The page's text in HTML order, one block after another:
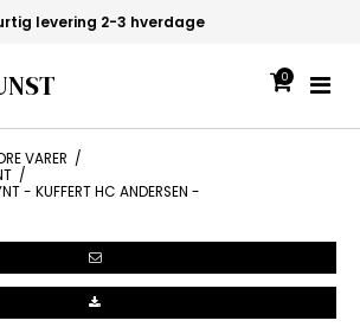
levering 2-3 hverdage
0
VARER /
/
- KUFFERT HC ANDERSEN -